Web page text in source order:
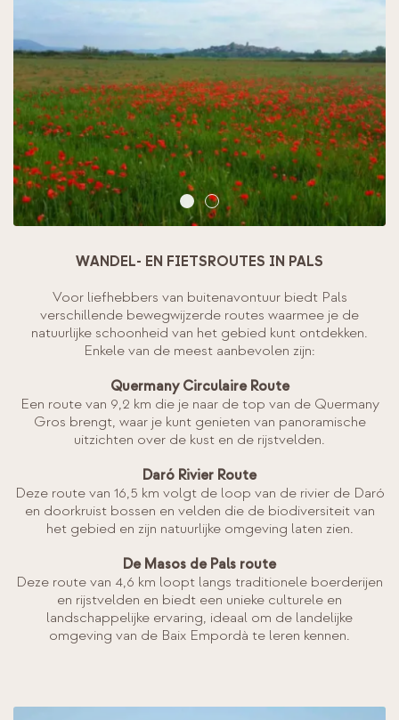
WANDEL- EN FIETSROUTES IN PALS
Voor liefhebbers van buitenavontuur biedt Pals
verschillende bewegwijzerde routes waarmee je de
natuurlijke schoonheid van het gebied kunt ontdekken.
Enkele van de meest aanbevolen zijn:
Quermany Circulaire Route
Een route van 9,2 km die je naar de top van de Quermany
Gros brengt, waar je kunt genieten van panoramische
uitzichten over de kust en de rijstvelden.
Daró Rivier Route
Deze route van 16,5 km volgt de loop van de rivier de Daró
en doorkruist bossen en velden die de biodiversiteit van
het gebied en zijn natuurlijke omgeving laten zien.
De Masos de Pals route
Deze route van 4,6 km loopt langs traditionele boerderijen
en rijstvelden en biedt een unieke culturele en
landschappelijke ervaring, ideaal om de landelijke
omgeving van de Baix Empordà te leren kennen.